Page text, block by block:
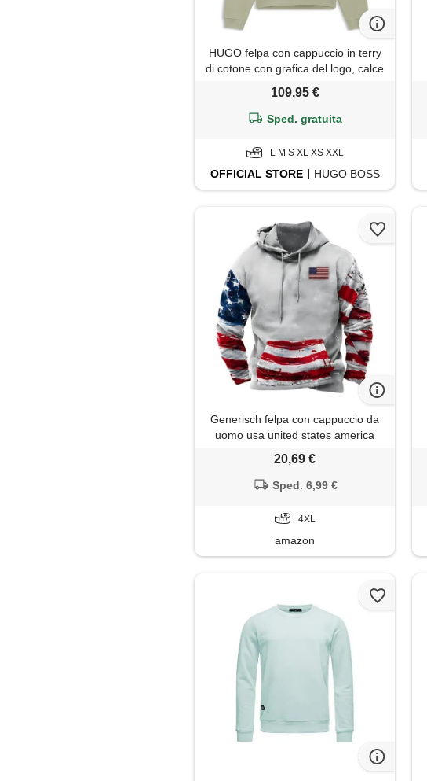
HUGO felpa con cappuccio in terry
di cotone con grafica del logo, calce
109,95 €
Sped. gratuita
L M S XL XS XXL
OFFICIALSTORE HUGO BOSS
Generisch felpa con cappuccio da
uomo usa united states america
nazionale americana da uomo,
vestibilità normale, comoda felpa
20,69 €
Sped. 6,99 €
4XL
amazon